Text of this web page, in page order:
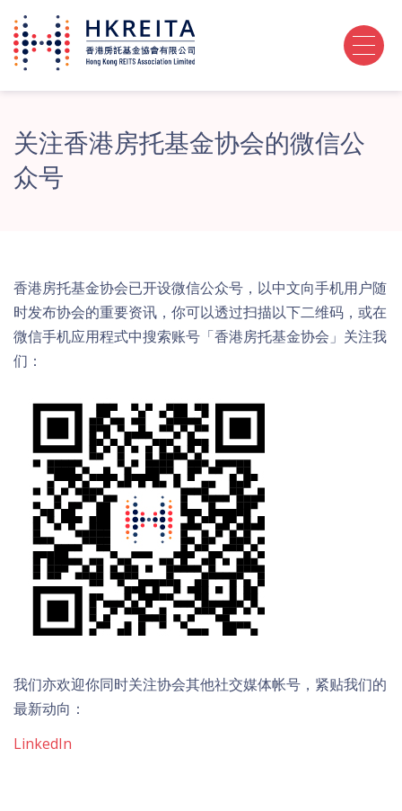
关注香港房托基金协会的微信公
众号
香港房托基金协会已开设微信公众号，以中文向手机用户随
时发布协会的重要资讯，你可以透过扫描以下二维码，或在
微信手机应用程式中搜索账号「香港房托基金协会」关注我
们：
我们亦欢迎你同时关注协会其他社交媒体帐号，紧贴我们的
最新动向：
LinkedIn